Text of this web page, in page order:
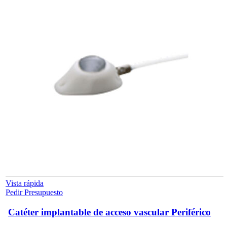
Vista rápida
Pedir Presupuesto
Catéter implantable de acceso vascular Periférico